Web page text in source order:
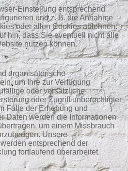
Einstellung entsprechend
und z. B. die Annahme
oder allen Cookies ablehnen.
hin, dass Sie eventuell nicht alle
nutzen können.
organisatorische
um Ihre zur Verfügung
oder vorsätzliche
oder Zugriff unberechtigter
Falle der Erhebung und
Daten werden die Informationen
um einem Missbrauch
Unsere
entsprechend der
fortlaufend überarbeitet.